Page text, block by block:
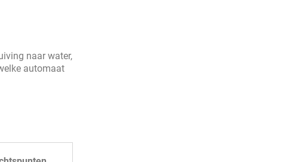
naar water,
automaat